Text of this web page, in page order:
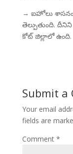
→ ఐహోలు శాసనం
తెల్పుతుంది.
కోట్ జిల్లాలో ఉంది.
Submit a
Your email
fields are
Comment *